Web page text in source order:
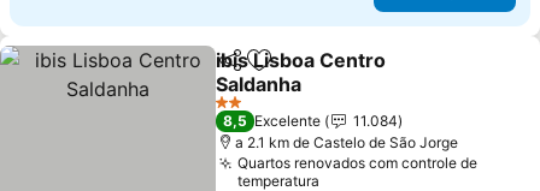
PartilharAdicionar aos favoritos
ibis Lisboa Centro
Saldanha
2 Estrelas
8,5 Excelente
11.084
a 2.1 km de Castelo de São Jorge
Quartos renovados com controle de
temperatura